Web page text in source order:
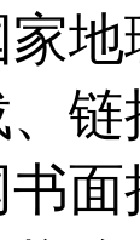
家
书